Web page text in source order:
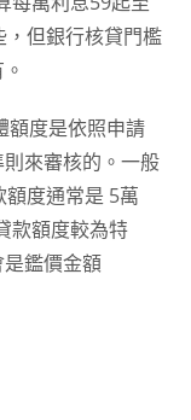
但銀行核貸門檻
額度是依照申請
來審核的。一般
度通常是 5萬
款額度較為特
鑑價金額